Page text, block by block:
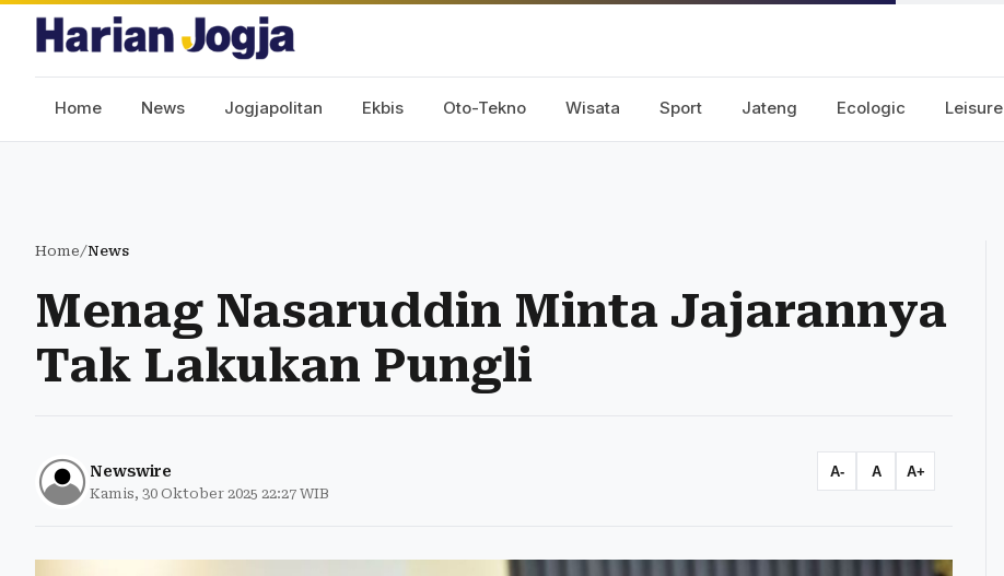
Home News Jogjapolitan Ekbis Oto-Tekno Wisata Sport Jateng Ecologic Leisure
Home/News
Menag Nasaruddin Minta Jajarannya
Tak Lakukan Pungli
Newswire
Kamis, 30 Oktober 2025 22:27 WIB
A- A A+